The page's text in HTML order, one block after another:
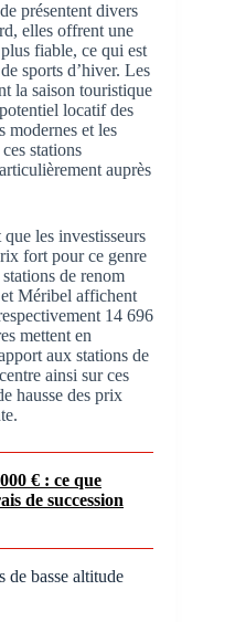
présentent divers
elles offrent une
fiable, ce qui est
sports d’hiver. Les
la saison touristique
locatif des
modernes et les
stations
auprès
les investisseurs
fort pour ce genre
de renom
Méribel affichent
14 696
mettent en
aux stations de
ainsi sur ces
hausse des prix
€ : ce que
de succession
de basse altitude